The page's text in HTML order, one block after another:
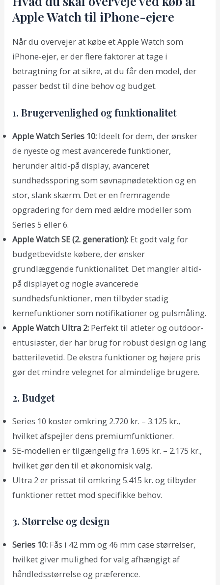
Apple Watch til iPhone-ejere
Når du overvejer at købe et Apple Watch som
iPhone-ejer, er der flere faktorer at tage i
betragtning for at sikre, at du får den model, der
passer bedst til dine behov og budget.
1. Brugervenlighed og funktionalitet
Apple Watch Series 10: Ideelt for dem, der ønsker
de nyeste og mest avancerede funktioner,
herunder altid-på display, avanceret
sundhedssporing som søvnapnødetektion og en
stor, slank skærm. Det er en fremragende
opgradering for dem med ældre modeller som
Series 5 eller 6.
Apple Watch SE (2. generation): Et godt valg for
budgetbevidste købere, der ønsker
grundlæggende funktionalitet. Det mangler altid-
på displayet og nogle avancerede
sundhedsfunktioner, men tilbyder stadig
kernefunktioner som notifikationer og pulsmåling.
Apple Watch Ultra 2: Perfekt til atleter og outdoor-
entusiaster, der har brug for robust design og lang
batterilevetid. De ekstra funktioner og højere pris
gør det mindre velegnet for almindelige brugere.
2. Budget
Series 10 koster omkring 2.720 kr. – 3.125 kr.,
hvilket afspejler dens premiumfunktioner.
SE-modellen er tilgængelig fra 1.695 kr. – 2.175 kr.,
hvilket gør den til et økonomisk valg.
Ultra 2 er prissat til omkring 5.415 kr. og tilbyder
funktioner rettet mod specifikke behov.
3. Størrelse og design
Series 10: Fås i 42 mm og 46 mm case størrelser,
hvilket giver mulighed for valg afhængigt af
håndledsstørrelse og præference.